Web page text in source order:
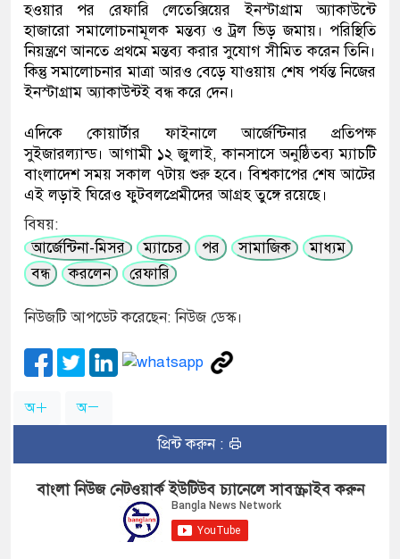
হওয়ার পর রেফারি লেতেক্সিয়ের ইনস্টাগ্রাম অ্যাকাউন্টে
হাজারো সমালোচনামূলক মন্তব্য ও ট্রল ভিড় জমায়। পরিস্থিতি
নিয়ন্ত্রণে আনতে প্রথমে মন্তব্য করার সুযোগ সীমিত করেন তিনি।
কিন্তু সমালোচনার মাত্রা আরও বেড়ে যাওয়ায় শেষ পর্যন্ত নিজের
ইনস্টাগ্রাম অ্যাকাউন্টই বন্ধ করে দেন।
এদিকে কোয়ার্টার ফাইনালে আর্জেন্টিনার প্রতিপক্ষ
সুইজারল্যান্ড। আগামী ১২ জুলাই, কানসাসে অনুষ্ঠিতব্য ম্যাচটি
বাংলাদেশ সময় সকাল ৭টায় শুরু হবে। বিশ্বকাপের শেষ আটের
এই লড়াই ঘিরেও ফুটবলপ্রেমীদের আগ্রহ তুঙ্গে রয়েছে।
বিষয়:
আর্জেন্টিনা-মিসর
ম্যাচের পর সামাজিক
মাধ্যম
বন্ধ
করলেন রেফারি
নিউজটি আপডেট করেছেন: নিউজ ডেস্ক।
অ অ
প্রিন্ট করুন :
বাংলা নিউজ নেটওয়ার্ক ইউটিউব চ্যানেলে সাবস্ক্রাইব করুন